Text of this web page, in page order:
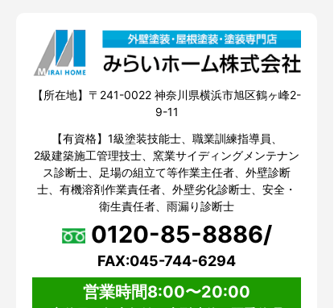
【所在地】〒241-0022 神奈川県横浜市旭区鶴ヶ峰2-
9-11
【有資格】1級塗装技能士、職業訓練指導員、
2級建築施工管理技士、窯業サイディングメンテナン
ス診断士、足場の組立て等作業主任者、外壁診断
士、有機溶剤作業責任者、外壁劣化診断士、安全・
衛生責任者、雨漏り診断士
0120-85-8886/
FAX:045-744-6294
営業時間8:00〜20:00